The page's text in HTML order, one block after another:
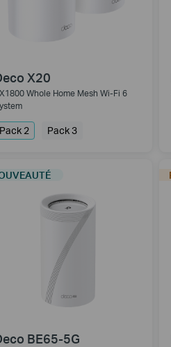
X20
Whole Home Mesh Wi-Fi 6
Pack 2 Pack 3
BE65-5G